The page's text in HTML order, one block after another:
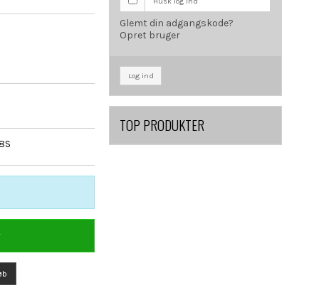
Glemt din adgangskode?
Opret bruger
Log ind
TOP PRODUKTER